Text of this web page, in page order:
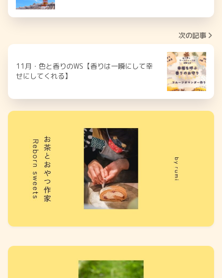
次の記事
11月・色と香りのWS【香りは一瞬にして幸
せにしてくれる】